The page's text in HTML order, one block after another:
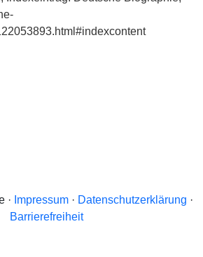
· Impressum· Datenschutzerklärung ·
Barrierefreiheit